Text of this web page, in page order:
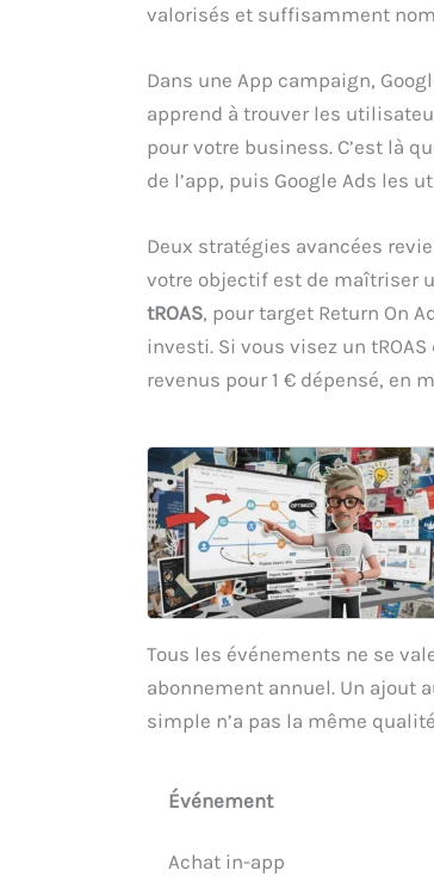
valorisés et suffisamment
Dans une App campaign,
apprend à trouver les
pour votre business. C’est là
de l’app, puis Google Ads les
Deux stratégies avancées
votre objectif est de maîtriser
tROAS, pour target Return On
investi. Si vous visez un
revenus pour 1 € dépensé, en
Tous les événements ne se
abonnement annuel. Un ajout
simple n’a pas la même
Événement
Achat in-app